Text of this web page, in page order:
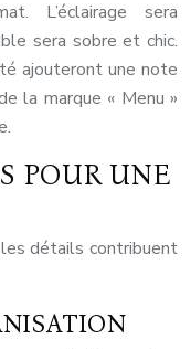
L’éclairage sera
sera sobre et chic.
ajouteront une note
la marque « Menu »
POUR UNE
détails contribuent